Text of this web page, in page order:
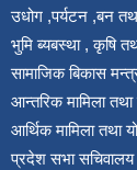
उधोग ,पर्यटन ,बन
भुमि ब्यबस्था , कृषि
सामाजिक बिकास
आन्तरिक मामिला
आर्थिक मामिला तथा
प्रदेश सभा सचिवालय